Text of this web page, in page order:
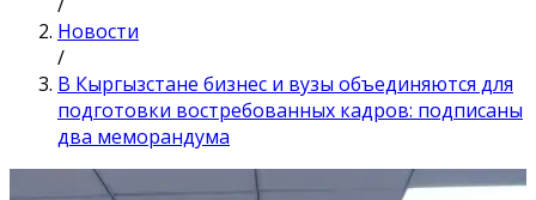
Новости
/
В Кыргызстане бизнес и вузы объединяются для
подготовки востребованных кадров: подписаны
два меморандума